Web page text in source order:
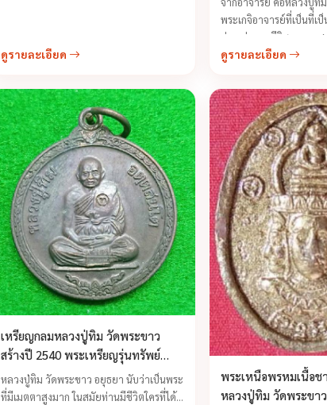
ดูรายละเอียด
พระเกจิอาจารย์ที่เป็นที่เ
ท่านเก่งและมีวิชาอาคมสูง
ดูรายละเอียด
เหรียญกลมหลวงปู่ทิม วัดพระขาว
สร้างปี 2540 พระเหรียญรุ่นทรัพย์
เศรษฐี
หลวงปู่ทิม วัดพระขาว อยุธยา นับว่าเป็นพระ
ที่มีเมตตาสูงมาก ในสมัยท่านมีชีวิตใครที่ได้
พระเหนือพรหมเนื้อช
หลวงปู่ทิม วัดพระขาว